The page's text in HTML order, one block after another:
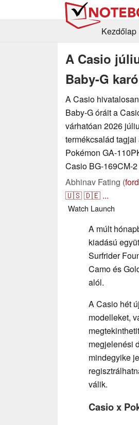
Kezdőlap
A Casio
Baby-G
A Casio
Baby-G óráit a
várhatóan 2026
termékcsalád
Pokémon GA-
Casio BG-169CM-
Abhinav Fating (
🇺🇸🇩🇪 ...
Watch Launch
A múlt
kiadású
Surfrider
Camo és
alól.
A Casio hét
modelleket,
megjelenési
mindegyike
válik.
Casio x